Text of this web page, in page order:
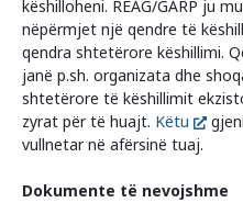
këshilloheni. REAG/GARP ju
nëpërmjet një qendre të
qendra shtetërore këshillimi.
janë p.sh. organizata dhe
shtetërore të këshillimit
zyrat për të huajt. Këtu
vullnetar në afërsinë tuaj.
Dokumente të nevojshme